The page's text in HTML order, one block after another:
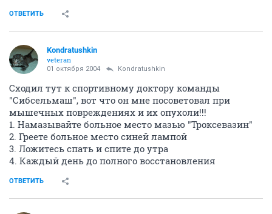
ОТВЕТИТЬ
Kondratushkin
veteran
01 октября 2004 Kondratushkin
Сходил тут к спортивному доктору команды
"Сибсельмаш", вот что он мне посоветовал при
мышечных повреждениях и их опухоли!!!
1. Намазывайте больное место мазью "Троксевазин"
2. Греете больное место синей лампой
3. Ложитесь спать и спите до утра
4. Каждый день до полного восстановления
ОТВЕТИТЬ